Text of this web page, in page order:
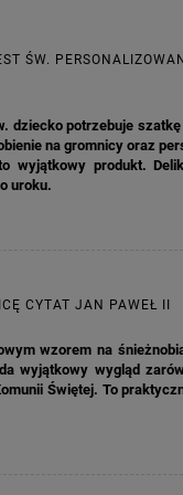
ŚW.
dziecko potrzebuje
na gromnicy oraz
wyjątkowy produkt.
uroku.
CYTAT JAN PAWEŁ II
wzorem na
wyjątkowy wygląd
Świętej. To